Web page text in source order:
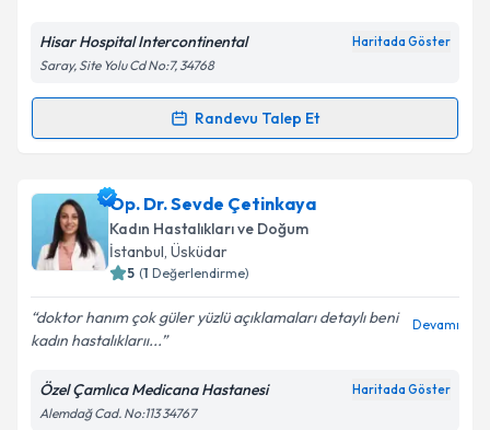
Kişisel verilerimin işlenmesine ilişkin
Metni'ni okudum ve kişisel verilerimin belirtilen
Takvim Talebini Gönder
Hisar Hospital Intercontinental Haritada Göster
Saray, Site Yolu Cd No:7, 34768
Randevu Talep Et
Randevu Takvimi Talebi
Op. Dr. Elif Eroliçin randevu takvimi talebi oluşturun.
Size bu uzmandan randevu almanız için bir takvim
hazırlandığında e-posta ile bilgilendireceğiz.
Kişisel verilerimin işlenmesine ilişkin
Aydınlatma
Metni'ni okudum ve kişisel verilerimin belirtilen
Op. Dr. Sevde Çetinkaya
Kadın Hastalıkları ve Doğum
İstanbul, Üsküdar
5 (1 Değerlendirme)
doktor hanım çok güler yüzlü açıklamaları detaylı beni
kadın hastalıklarıı...
Devamı
Özel Çamlıca Medicana Hastanesi Haritada Göster
Alemdağ Cad. No:113 34767